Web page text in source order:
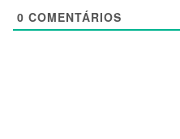
0 COMENTÁRIOS